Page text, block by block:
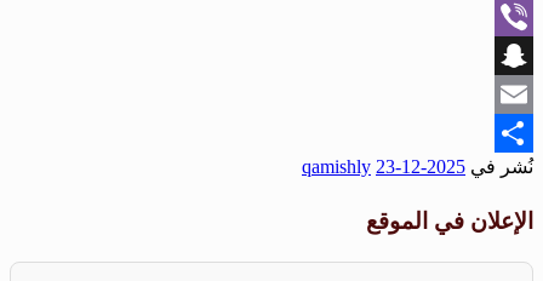
WhatsApp
Viber
Snapchat
Email
Share
نُشر في 2025-12-23
qamishly
الإعلان في الموقع